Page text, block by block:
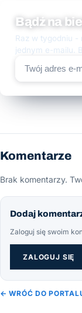
Bądź na
Raz w tygodniu -
jednym e-mailu.
Komentarze
Brak komentarzy.
Dodaj
Zaloguj się swoim
ZALOGUJ SIĘ
← WRÓĆ DO